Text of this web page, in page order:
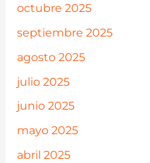
octubre 2025
septiembre 2025
agosto 2025
julio 2025
junio 2025
mayo 2025
abril 2025